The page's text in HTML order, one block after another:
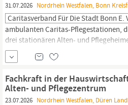
31.07.2026 Nordrhein Westfalen, Bonn
Caritasverband Für Die Stadt Bonn E.
ambulanten Caritas-Pflegestationen,
drei stationären Alten- und
wir Beratungs- und
Begleitetes Service Wohnen und
und
Herz-Jesu-Kloster Ramersdorf suchen
in derHauswirtschaft/Reinigung
Fachkraft in der
Alten- und Pflegezentrum
23.07.2026 Nordrhein Westfalen, Düren